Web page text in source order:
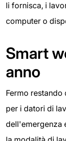
li fornisca, i
computer o
Smart
anno
Fermo
per i datori di
dell'emergenza